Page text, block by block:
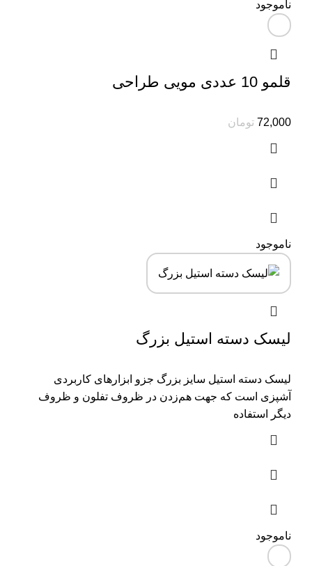
ناموجود
قلمو 10 عددی مویی طراحی
72,000 تومان
ناموجود
لیسک دسته استیل بزرگ
لیسک دسته استیل سایز بزرگ جزو ابزارهای کاربردی
آشپزی است که جهت هم‌زدن در ظروف تفلون و ظروف
دیگر استفاده
ناموجود